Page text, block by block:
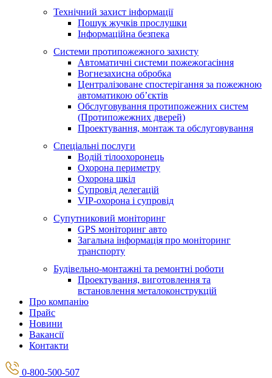
Технічний захист інформації
Пошук жучків прослушки
Інформаційна безпека
Системи протипожежного захисту
Автоматичні системи пожежогасіння
Вогнезахисна обробка
Централізоване спостерігання за пожежною
автоматикою об’єктів
Обслуговування протипожежних систем
(Протипожежних дверей)
Проектування, монтаж та обслуговування
Спеціальні послуги
Водій тілоохоронець
Охорона периметру
Охорона шкіл
Супровід делегацій
VIP-охорона і супровід
Супутниковий моніторинг
GPS моніторинг авто
Загальна інформація про моніторинг
транспорту
Будівельно-монтажні та ремонтні роботи
Проектування, виготовлення та
встановлення металоконструкцій
Про компанію
Прайс
Новини
Вакансії
Контакти
0-800-500-507